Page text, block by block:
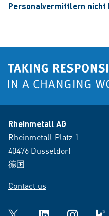
Personalvermittlern nicht
Rheinmetall AG
Rheinmetall Platz 1
40476 Dusseldorf
德国
Contact us